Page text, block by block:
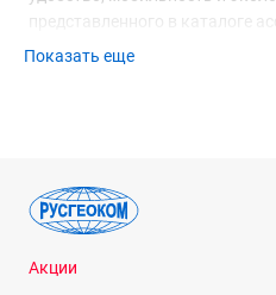
представленного в каталоге
модель с оптимальными
Optima – инструмент для
управлением которой
достаточной мощностью и
Показать еще
Акции